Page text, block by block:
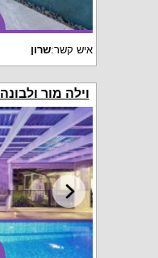
איש קשר:שרון
וילה מור ולבונה